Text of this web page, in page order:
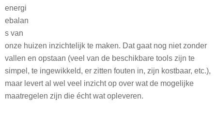
energi
ebalan
s van
onze huizen inzichtelijk te maken. Dat gaat nog niet zonder
vallen en opstaan (veel van de beschikbare tools zijn te
simpel, te ingewikkeld, er zitten fouten in, zijn kostbaar, etc.),
maar levert al wel veel inzicht op over wat de mogelijke
maatregelen zijn die écht wat opleveren.